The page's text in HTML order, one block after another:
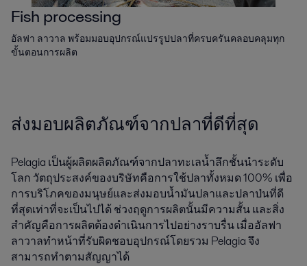
Fish processing
อัลฟา ลาวาล พร้อมมอบอุปกรณ์แปรรูปปลาที่ครบครันคลอบคลุมทุก
ขั้นตอนการผลิต
ส่งมอบผลิตภัณฑ์จากปลาที่ดีที่สุด
Pelagia เป็นผู้ผลิตผลิตภัณฑ์จากปลาทะเลน้ำลึกชั้นนำระดับ
โลก วัตถุประสงค์ของบริษัทคือการใช้ปลาทั้งหมด 100% เพื่อ
การบริโภคของมนุษย์และส่งมอบน้ำมันปลาและปลาป่นที่ดี
ที่สุดเท่าที่จะเป็นไปได้ ช่วงฤดูการผลิตนั้นมีความสั้น และสิ่ง
สำคัญคือการผลิตต้องดำเนินการไปอย่างราบรื่น เมื่ออัลฟา
ลาวาลทำหน้าที่รับผิดชอบอุปกรณ์โดยรวม Pelagia จึง
สามารถทำตามสัญญาได้